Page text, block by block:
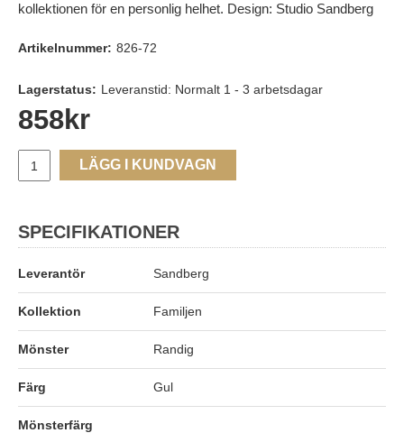
kollektionen för en personlig helhet. Design: Studio Sandberg
Artikelnummer: 826-72
Lagerstatus: Leveranstid: Normalt 1 - 3 arbetsdagar
858kr
LÄGG I KUNDVAGN
SPECIFIKATIONER
Leverantör Sandberg
Kollektion Familjen
Mönster Randig
Färg Gul
Mönsterfärg